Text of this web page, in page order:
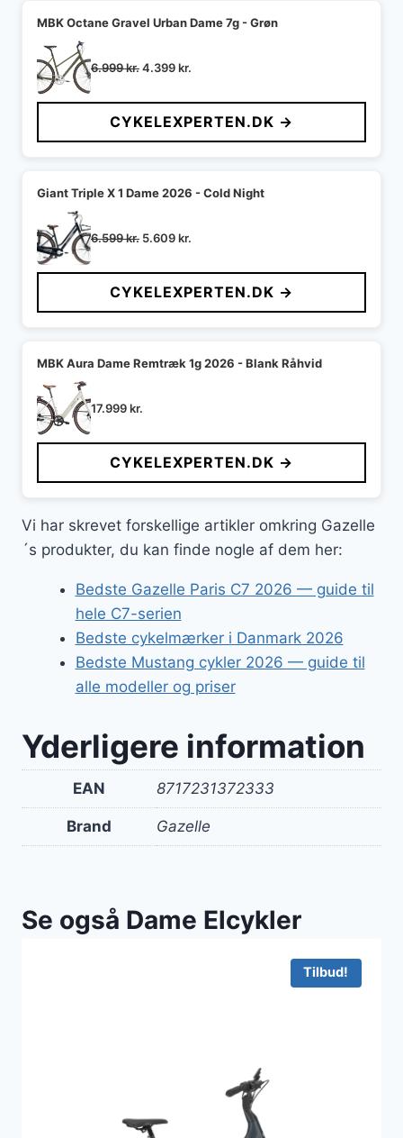
MBK Octane Gravel Urban Dame 7g - Grøn
6.999kr.Den
pris
var:
6.999 kr..
4.399kr.
pris
er:
4.399 kr..
CYKELEXPERTEN.DK →
Giant Triple X 1 Dame 2026 - Cold Night
6.599kr. Den
pris
var:
6.599 kr..
5.609kr.
pris
er:
5.609 kr..
CYKELEXPERTEN.DK →
MBK Aura Dame Remtræk 1g 2026 - Blank Råhvid
17.999kr.
CYKELEXPERTEN.DK →
Vi har skrevet forskellige artikler omkring Gazelle
´s produkter, du kan finde nogle af dem her:
Bedste Gazelle Paris C7 2026 — guide til
hele C7-serien
Bedste cykelmærker i Danmark 2026
Bedste Mustang cykler 2026 — guide til
alle modeller og priser
Yderligere information
EAN 8717231372333
Brand Gazelle
Se også Dame Elcykler
Tilbud!